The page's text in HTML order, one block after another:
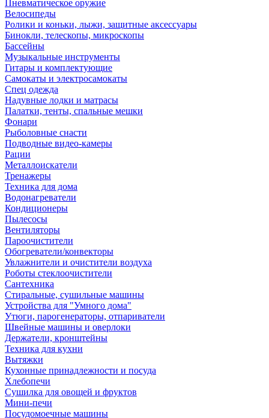
Пневматическое оружие
Велосипеды
Ролики и коньки, лыжи, защитные аксессуары
Бинокли, телескопы, микроскопы
Бассейны
Музыкальные инструменты
Гитары и комплектующие
Самокаты и электросамокаты
Спец одежда
Надувные лодки и матрасы
Палатки, тенты, спальные мешки
Фонари
Рыболовные снасти
Подводные видео-камеры
Рации
Металлоискатели
Тренажеры
Техника для дома
Водонагреватели
Кондиционеры
Пылесосы
Вентиляторы
Пароочистители
Обогреватели/конвекторы
Увлажнители и очистители воздуха
Роботы стеклоочистители
Сантехника
Стиральные, сушильные машины
Устройства для "Умного дома"
Утюги, парогенераторы, отпариватели
Швейные машины и оверлоки
Держатели, кронштейны
Техника для кухни
Вытяжки
Кухонные принадлежности и посуда
Хлебопечи
Сушилка для овощей и фруктов
Мини-печи
Посудомоечные машины